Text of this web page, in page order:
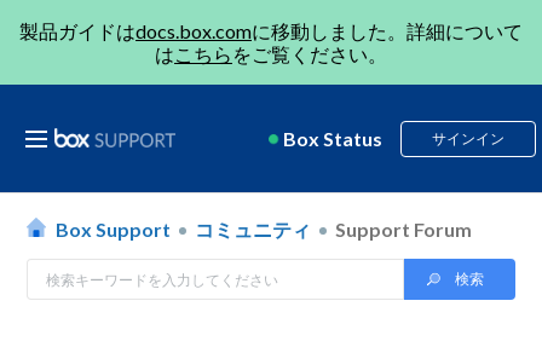
製品ガイドはdocs.box.comに移動しました。詳細について
はこちら をご覧ください。
Box Status サインイン
Box Support コミュニティ Support Forum